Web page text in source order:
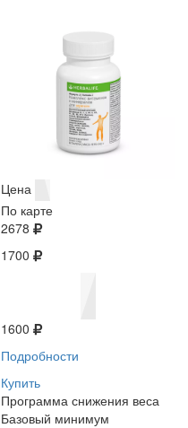
Цена
По карте
2678
1700
1600
Подробности
Купить
Программа снижения веса
Базовый минимум